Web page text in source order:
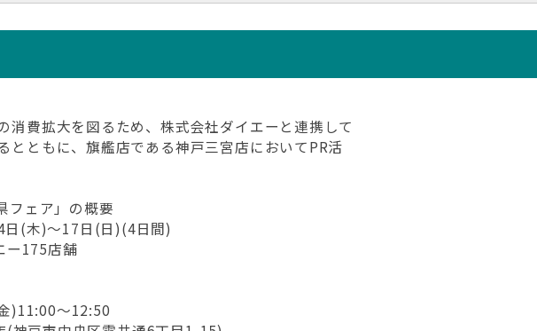
消費拡大を図るため、株式会社ダイエーと連携して
とともに、旗艦店である神戸三宮店においてPR活
フェア」の概要
(木)～17日(日)(4日間)
ー175店舗
)11:00～12:50